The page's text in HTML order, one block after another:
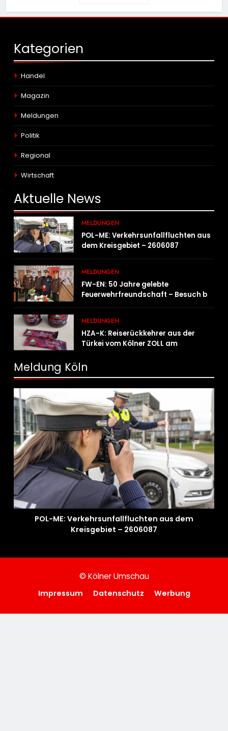
Kategorien
Handel
Magazin
Meldungen
Politik
Regional
Wirtschaft
Aktuelle News
MELDUNGEN
POL-ME: Verkehrsunfallfluchten aus
dem Kreisgebiet – 2606087
MELDUNGEN
FW-EN: 50 Jahre gelebte
Feuerwehrfreundschaft – Besuch bei
MELDUNGEN
HZA-K: Reiserückkehrer aus der
Türkei vom Kölner ZOLL am
Potenzhonig erwischt / Gefährlicher
Trend hält an
Meldung Köln
POL-ME: Verkehrsunfallfluchten aus dem
Kreisgebiet – 2606087
© Kölner Umschau
Impressum Datenschutz Werbung